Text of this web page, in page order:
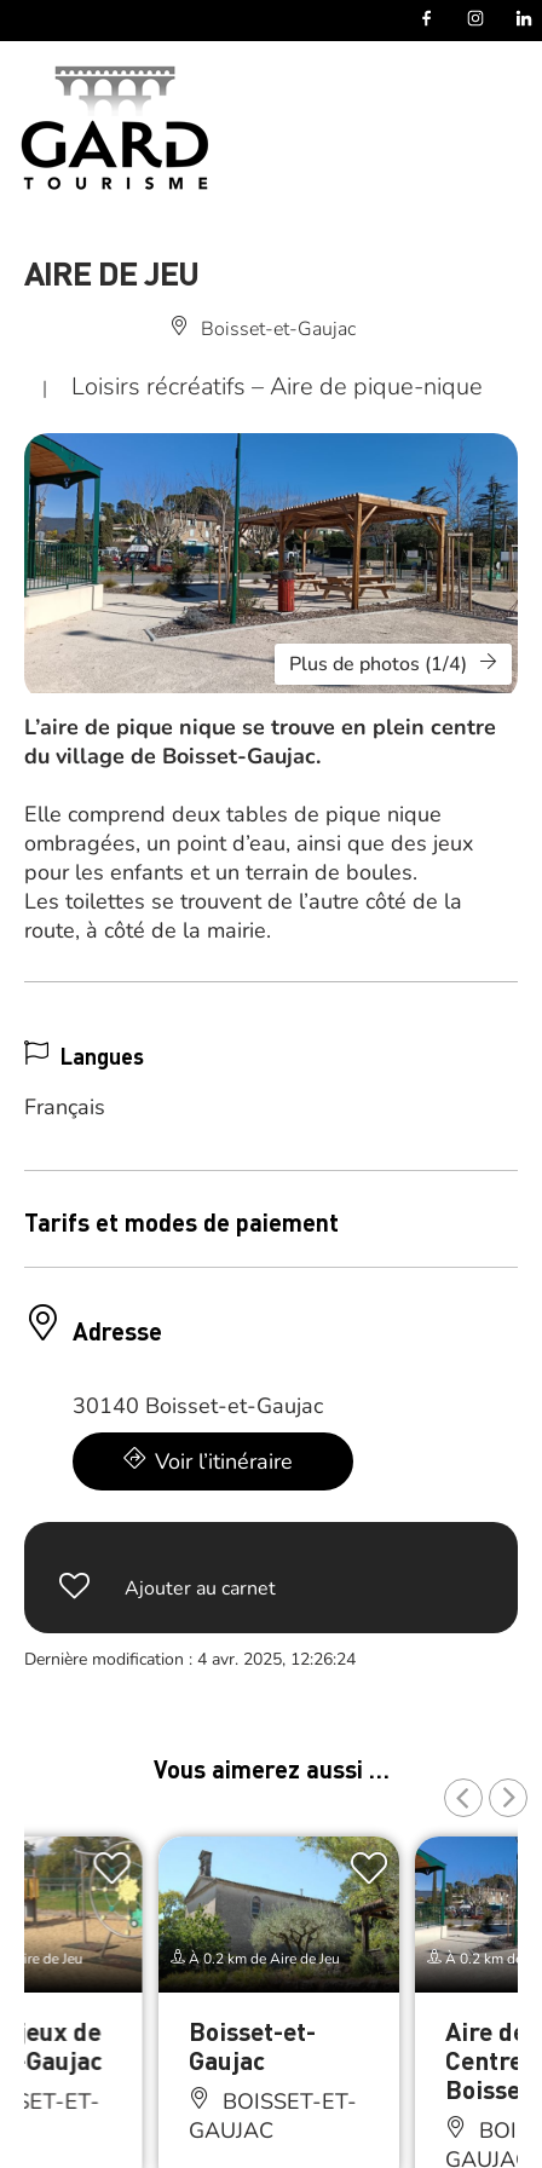
AIRE DE JEU
Boisset-et-Gaujac
| Loisirs récréatifs – Aire de pique-nique
Plus de photos (1/4)
L’aire de pique nique se trouve en plein centre
du village de Boisset-Gaujac.
Elle comprend deux tables de pique nique
ombragées, un point d’eau, ainsi que des jeux
pour les enfants et un terrain de boules.
Les toilettes se trouvent de l’autre côté de la
route, à côté de la mairie.
Langues
Français
Tarifs et modes de paiement
Adresse
30140 Boisset-et-Gaujac
Voir l’itinéraire
Ajouter au carnet
Dernière modification : 4 avr. 2025, 12:26:24
Vous aimerez aussi …
Aire de Jeu
jeux de
Gaujac
ET-
À 0.2 km de Aire de Jeu
Boisset-et-
Gaujac
BOISSET-ET-
GAUJAC
À 0.2 km de
Aire de
Centre à
GAUJAC